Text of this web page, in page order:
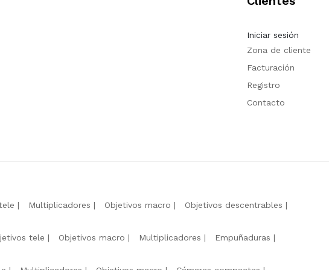
Iniciar sesión
Zona de cliente
Facturación
Registro
Contacto
Multiplicadores Objetivos macro
Objetivos descentrables
tele Objetivos macro Multiplicadores
Empuñaduras